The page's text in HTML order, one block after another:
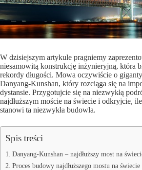
W dzisiejszym artykule pragniemy
niesamowitą konstrukcję inżynieryjną, która
rekordy długości. Mowa oczywiście o
Danyang-Kunshan, który rozciąga się na
dystansie. Przygotujcie się na niezwykłą
najdłuższym moście na świecie i odkryjcie,
stanowi ta niezwykła budowla.
Spis treści
Danyang-Kunshan – najdłuższy most na
Proces budowy najdłuższego mostu na